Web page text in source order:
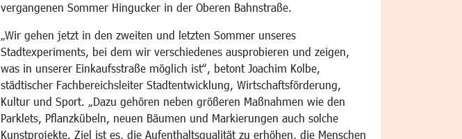
vergangenen Sommer Hingucker in der Oberen Bahnstraße.
„Wir gehen jetzt in den zweiten und letzten Sommer unseres
Stadtexperiments, bei dem wir verschiedenes ausprobieren und zeigen,
was in unserer Einkaufsstraße möglich ist“, betont Joachim Kolbe,
städtischer Fachbereichsleiter Stadtentwicklung, Wirtschaftsförderung,
Kultur und Sport. „Dazu gehören neben größeren Maßnahmen wie den
Parklets, Pflanzkübeln, neuen Bäumen und Markierungen auch solche
Kunstprojekte. Ziel ist es, die Aufenthaltsqualität zu erhöhen, die Menschen